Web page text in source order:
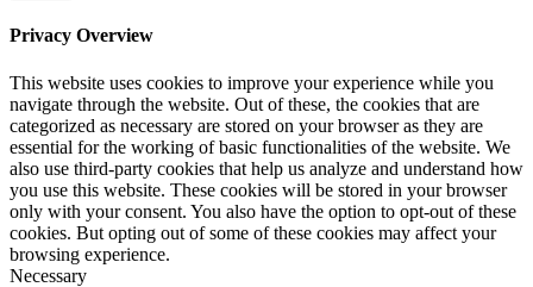
Privacy Overview
This website uses cookies to improve your experience while you
navigate through the website. Out of these, the cookies that are
categorized as necessary are stored on your browser as they are
essential for the working of basic functionalities of the website. We
also use third-party cookies that help us analyze and understand how
you use this website. These cookies will be stored in your browser
only with your consent. You also have the option to opt-out of these
cookies. But opting out of some of these cookies may affect your
browsing experience.
Necessary